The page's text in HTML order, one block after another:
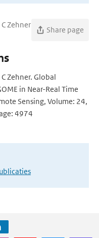
C Zehner
Share page
C Zehner. Global
in Near-Real Time
Sensing, Volume: 24,
4974